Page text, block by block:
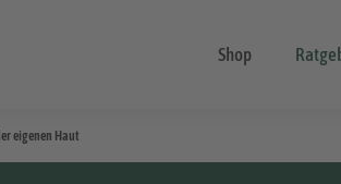
Shop
eigenen Haut